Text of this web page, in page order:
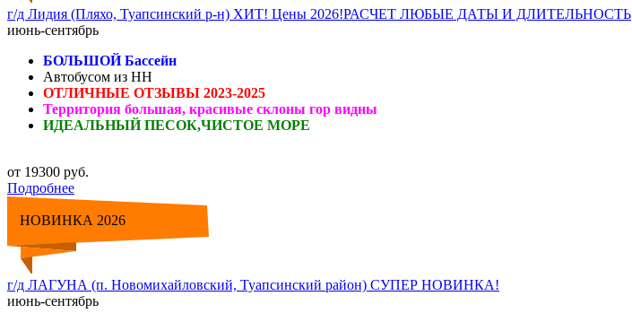
г/д Лидия (Пляхо, Туапсинский р-н) ХИТ! Цены 2026!РАСЧЕТ ЛЮБЫЕ ДАТЫ И ДЛИТЕЛЬНОСТЬ
июнь-сентябрь
БОЛЬШОЙ Бассейн
Автобусом из НН
ОТЛИЧНЫЕ ОТЗЫВЫ 2023-2025
Территория большая, красивые склоны гор видны
ИДЕАЛЬНЫЙ ПЕСОК,ЧИСТОЕ МОРЕ
от 19300 руб.
Подробнее
НОВИНКА 2026
г/д ЛАГУНА (п. Новомихайловский, Туапсинский район) СУПЕР НОВИНКА!
июнь-сентябрь